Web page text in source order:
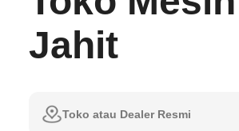
Jahit
Toko atau Dealer Resmi